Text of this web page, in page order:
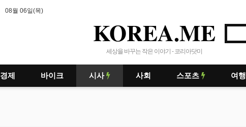
08월 06일(목)
KOREA.ME
세상을 바꾸는 작은 이야기 - 코리아닷미
경제 바이크 시사 사회 스포츠 여행